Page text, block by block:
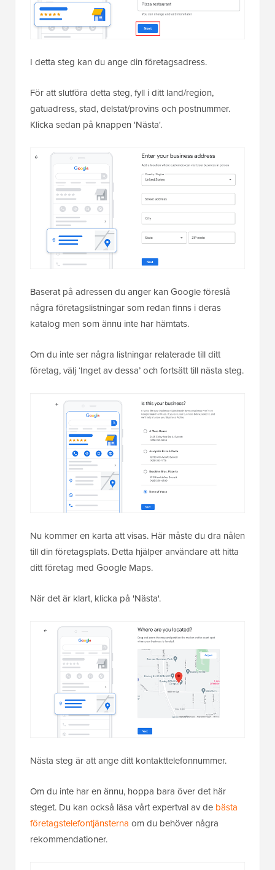
I detta steg kan du ange din företagsadress.
För att slutföra detta steg, fyll i ditt land/region,
gatuadress, stad, delstat/provins och postnummer.
Klicka sedan på knappen 'Nästa'.
Baserat på adressen du anger kan Google föreslå
några företagslistningar som redan finns i deras
katalog men som ännu inte har hämtats.
Om du inte ser några listningar relaterade till ditt
företag, välj ‘Inget av dessa’ och fortsätt till nästa steg.
Nu kommer en karta att visas. Här måste du dra nålen
till din företagsplats. Detta hjälper användare att hitta
ditt företag med Google Maps.
När det är klart, klicka på 'Nästa'.
Nästa steg är att ange ditt kontakttelefonnummer.
Om du inte har en ännu, hoppa bara över det här
steget. Du kan också läsa vårt expertval av de bästa
företagstelefontjänsterna om du behöver några
rekommendationer.